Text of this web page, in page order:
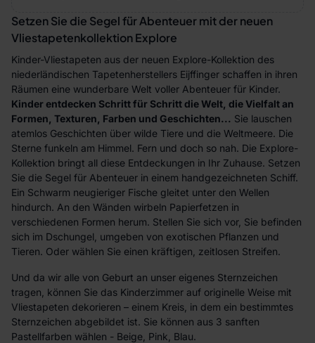
Setzen Sie die Segel für Abenteuer mit der neuen
Vliestapetenkollektion Explore
Kinder-Vliestapeten aus der neuen Explore-Kollektion des
niederländischen Tapetenherstellers Eijffinger schaffen in ihren
Räumen eine wunderbare Welt voller Abenteuer für Kinder.
Kinder entdecken Schritt für Schritt die Welt, die Vielfalt an
Formen, Texturen, Farben und Geschichten... Sie lauschen
atemlos Geschichten über wilde Tiere und die Weltmeere. Die
Sterne funkeln am Himmel. Fern und doch so nah. Die Explore-
Kollektion bringt all diese Entdeckungen in Ihr Zuhause. Setzen
Sie die Segel für Abenteuer in einem handgezeichneten Schiff.
Ein Schwarm neugieriger Fische gleitet unter den Wellen
hindurch. An den Wänden wirbeln Papierfetzen in
verschiedenen Formen herum. Stellen Sie sich vor, Sie befinden
sich im Dschungel, umgeben von exotischen Pflanzen und
Tieren. Oder wählen Sie einen kräftigen, zeitlosen Streifen.
Und da wir alle von Geburt an unser eigenes Sternzeichen
tragen, können Sie das Kinderzimmer auf originelle Weise mit
Vliestapeten dekorieren – einem Kreis, in dem ein bestimmtes
Sternzeichen abgebildet ist. Sie können aus 3 sanften
Pastellfarben wählen - Beige, Pink, Blau.